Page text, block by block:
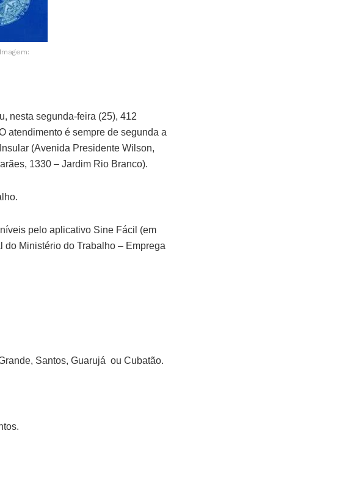
nesta segunda-feira (25), 412
atendimento é sempre de segunda a
(Avenida Presidente Wilson,
1330 – Jardim Rio Branco).
pelo aplicativo Sine Fácil (em
Ministério do Trabalho – Emprega
Santos, Guarujá ou Cubatão.